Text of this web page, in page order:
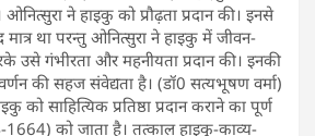
ने हाइकु को प्रौढ़ता प्रदान की। इनसे
मात्र था परन्तु ओनित्सुरा ने हाइकु में जीवन-
उसे गंभीरता और महनीयता प्रदान की। इनकी
की सहज संवेद्यता है। (डॉ0 सत्यभूषण वर्मा)
को साहित्यिक प्रतिष्ठा प्रदान कराने का पूर्ण
1664) को जाता है। तत्काल हाइकु-काव्य-